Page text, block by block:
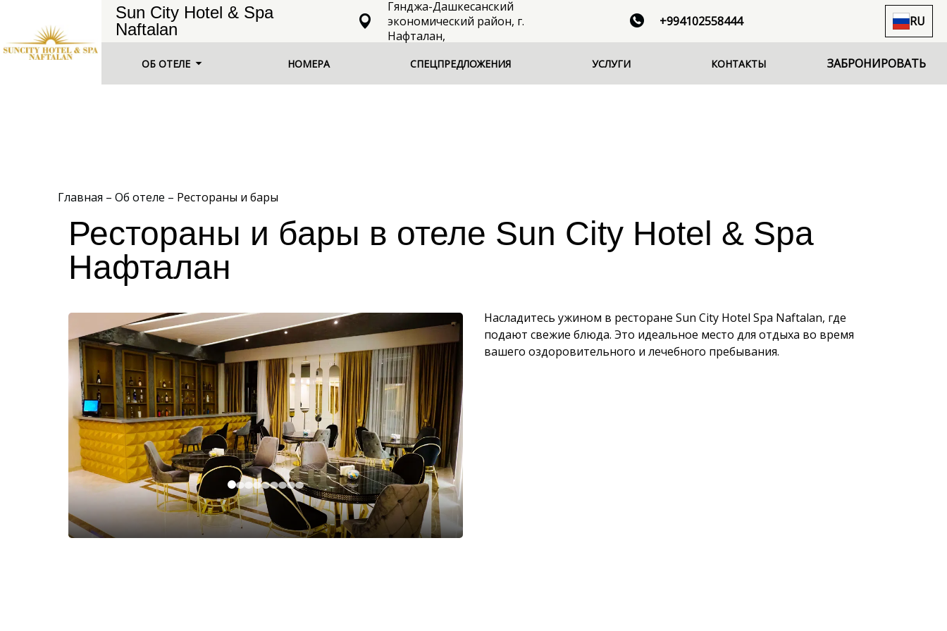
Sun City Hotel & Spa
Naftalan
Гянджа-Дашкесанский
экономический район, г.
Нафталан,
+994102558444 RU
ОБ ОТЕЛЕ НОМЕРА СПЕЦПРЕДЛОЖЕНИЯ УСЛУГИ КОНТАКТЫ ЗАБРОНИРОВАТЬ
Главная – Об отеле – Рестораны и бары
Рестораны и бары в отеле Sun City Hotel & Spa
Нафталан
Насладитесь ужином в ресторане Sun City Hotel Spa Naftalan, где
подают свежие блюда. Это идеальное место для отдыха во время
вашего оздоровительного и лечебного пребывания.